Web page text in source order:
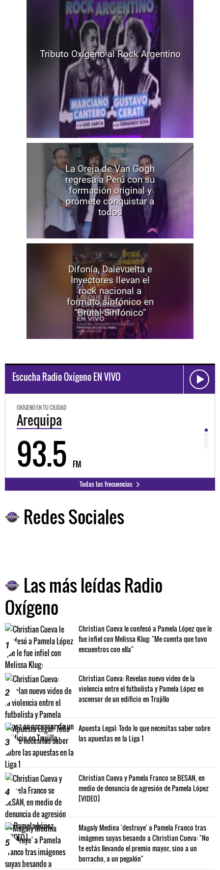
Tributo Oxígeno al Rock Argentino
La Oreja de Van Gogh
regresa a Perú con su
formación original y
promete conquistar a
todos
Difonía, Dalevuelta e
Inyectores llevan el
rock nacional a
formato sinfónico en
“Brutal Sinfónico”
Escucha Radio Oxígeno EN VIVO
OXÍGENO EN TU CIUDAD
Trujillo
98.3 FM
Todas las frecuencias
Redes Sociales
Las más leídas Radio
Oxígeno
1
Christian Cueva le confesó a Pamela López que le
fue infiel con Melissa Klug: "Me cuenta que tuvo
encuentros con ella"
2
Christian Cueva: Revelan nuevo video de la
violencia entre el futbolista y Pamela López en
ascensor de un edificio en Trujillo
3
Apuesta Legal: Todo lo que necesitas saber sobre
las apuestas en la Liga 1
4
Christian Cueva y Pamela Franco se BESAN, en
medio de denuncia de agresión de Pamela López
[VIDEO]
5
Magaly Medina 'destruye' a Pamela Franco tras
imágenes suyas besando a Christian Cueva: "No
te estás llevando el premio mayor, sino a un
borracho, a un pegalón"